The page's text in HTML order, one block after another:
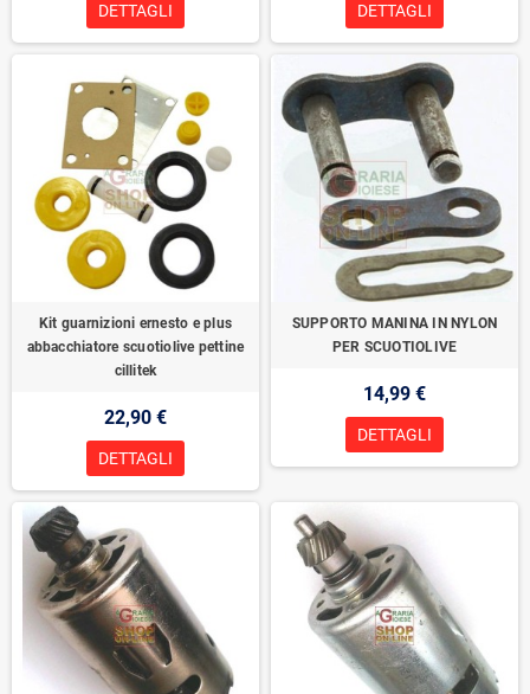
DETTAGLI DETTAGLI
Kit guarnizioni ernesto e plus
abbacchiatore scuotiolive pettine
cillitek
22,90 €
DETTAGLI
SUPPORTO MANINA IN NYLON
PER SCUOTIOLIVE
14,99 €
DETTAGLI